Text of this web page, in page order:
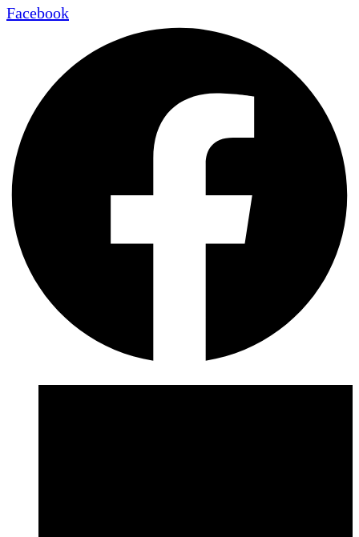
Facebook